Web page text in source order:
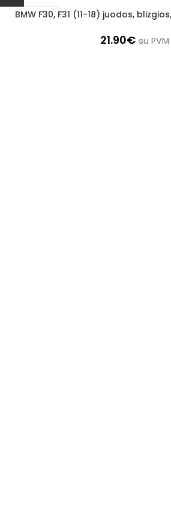
1–3 d. d.
BMW F30, F31 (11-18) juodos,
21.90€ su PVM